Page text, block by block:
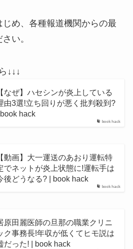
め、各種報道機関からの最
い。
↓↓↓
book hack
【なぜ】ハセシンが炎上している
由3選!立ち回りが悪く批判殺到?
| book hack
book hack
【動画】大一運送のあおり運転特
でネットが炎上状態に!運転手は
後どうなる? | book hack
原田麗医師の旦那の職業クリニ
ク事務長!年収が低くてヒモ説は
だった! | book hack